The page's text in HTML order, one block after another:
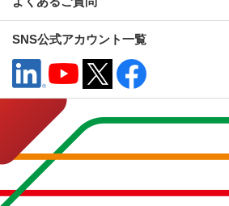
SNS公式アカウント一覧